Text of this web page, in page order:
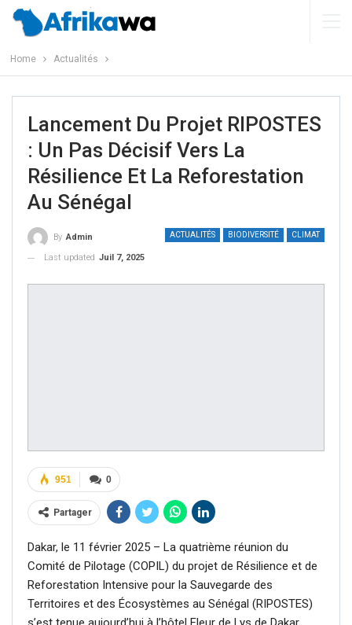
Home Actualités
Lancement Du Projet RIPOSTES
: Un Pas Décisif Vers La
Résilience Et La Reforestation
Au Sénégal
ACTUALITÉS BIODIVERSITÉ CLIMAT
By Admin
Last updated Juil 7, 2025
0
951
Partager
Dakar, le 11 février 2025 – La quatrième réunion du
Comité de Pilotage (COPIL) du projet de Résilience et de
Reforestation Intensive pour la Sauvegarde des
Territoires et des Écosystèmes au Sénégal (RIPOSTES)